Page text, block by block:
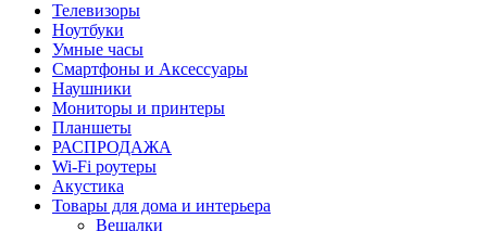
Телевизоры
Ноутбуки
Умные часы
Смартфоны и Аксессуары
Наушники
Мониторы и принтеры
Планшеты
РАСПРОДАЖА
Wi-Fi роутеры
Акустика
Товары для дома и интерьера
Вешалки